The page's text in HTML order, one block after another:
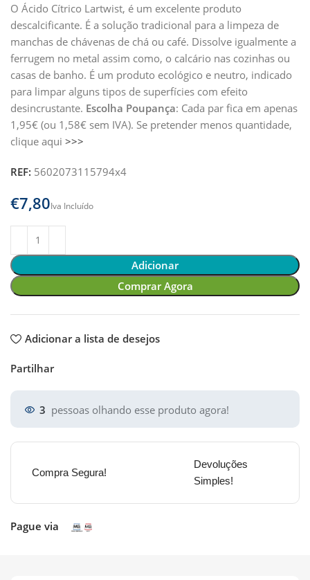
O Ácido Cítrico Lartwist, é um excelente produto
descalcificante. É a solução tradicional para a limpeza de
manchas de chávenas de chá ou café. Dissolve igualmente a
ferrugem no metal assim como, o calcário nas cozinhas ou
casas de banho. É um produto ecológico e neutro, indicado
para limpar alguns tipos de superfícies com efeito
desincrustante. Escolha Poupança: Cada par fica em apenas
1,95€ (ou 1,58€ sem IVA). Se pretender menos quantidade,
clique aqui>>>
REF: 5602073115794x4
€
Adicionar
Comprar Agora
Adicionar a lista de desejos
Partilhar
3 pessoas olhando esse produto agora!
Compra Segura!
Devoluções
Simples!
Pague via